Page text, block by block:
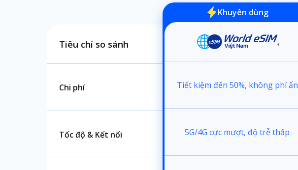
Tiêu chí so sánh
Chi phí
Tốc độ & Kết nối
Khuyên dùng
Tiết kiệm đến 50%, không phí ẩn
5G/4G cực mượt, độ trễ thấp